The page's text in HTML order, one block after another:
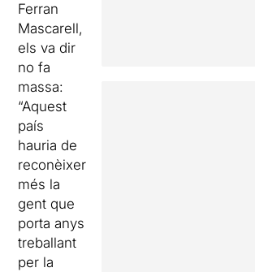
Ferran
Mascarell,
els va dir
no fa
massa:
“Aquest
país
hauria de
reconèixer
més la
gent que
porta anys
treballant
per la